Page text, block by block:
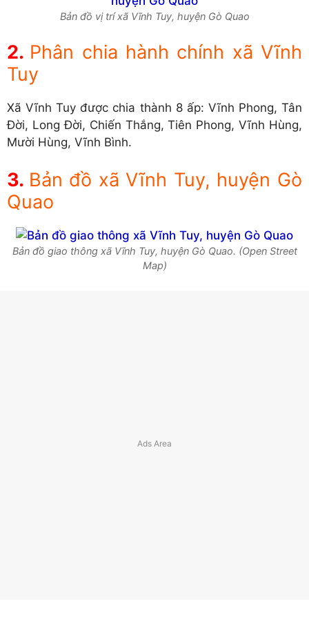
Bản đồ vị trí xã Vĩnh Tuy, huyện Gò Quao
Phân chia hành chính xã Vĩnh
Tuy
Xã Vĩnh Tuy được chia thành 8 ấp: Vĩnh Phong, Tân
Đời, Long Đời, Chiến Thắng, Tiên Phong, Vĩnh Hùng,
Mười Hùng, Vĩnh Bình.
Bản đồ xã Vĩnh Tuy, huyện Gò
Quao
Bản đồ giao thông xã Vĩnh Tuy, huyện Gò Quao. (Open Street
Map)